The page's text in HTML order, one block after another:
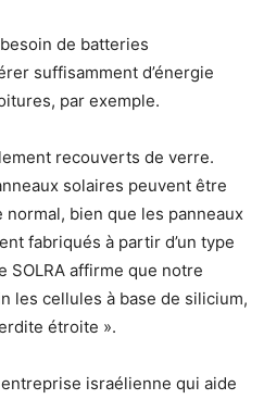
besoin de batteries
suffisamment d’énergie
par exemple.
recouverts de verre.
solaires peuvent être
bien que les panneaux
fabriqués à partir d’un type
SOLRA affirme que notre
les cellules à base de silicium,
étroite ».
israélienne qui aide